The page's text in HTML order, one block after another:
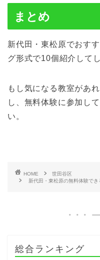
まとめ
新代田・東松原でおす
グ形式で10個紹介して
もし気になる教室があ
し、無料体験に参加し
い。
HOME
世田谷区
新代田・東松原の無料体験で
総合ランキング